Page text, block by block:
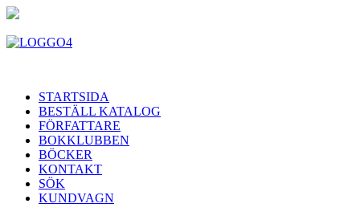
STARTSIDA
BESTÄLL KATALOG
FÖRFATTARE
BOKKLUBBEN
BÖCKER
KONTAKT
SÖK
KUNDVAGN